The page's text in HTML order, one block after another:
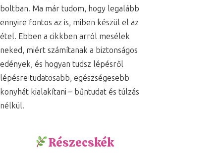
boltban. Ma már tudom, hogy legalább
ennyire fontos az is, miben készül el az
étel. Ebben a cikkben arról mesélek
neked, miért számítanak a biztonságos
edények, és hogyan tudsz lépésről
lépésre tudatosabb, egészségesebb
konyhát kialakítani – bűntudat és túlzás
nélkül.
Részecskék